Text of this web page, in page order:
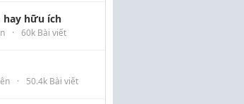
hay hữu ích
· 60k Bài viết
· 50.4k Bài viết